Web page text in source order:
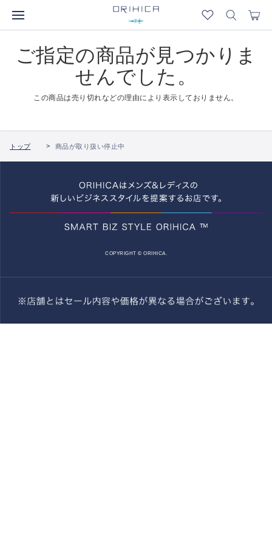
ご指定の商品が見つかりま
せんでした。
この商品は売り切れなどの理由により表示しておりません。
トップ 商品が取り扱い停止中
COPYRIGHT © ORIHICA.